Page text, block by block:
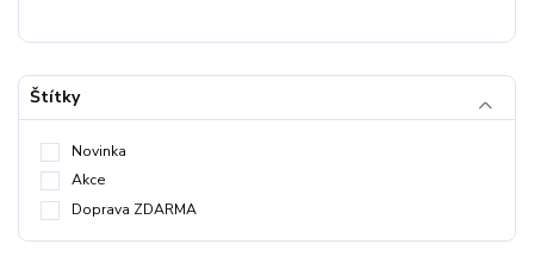
Štítky
Novinka
Akce
Doprava ZDARMA